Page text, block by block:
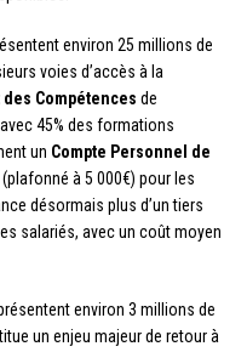
environ 25 millions de
voies d’accès à la
Compétences de
45% des formations
un Compte Personnel de
à 5 000€) pour les
désormais plus d’un tiers
salariés, avec un coût moyen
environ 3 millions de
un enjeu majeur de retour à